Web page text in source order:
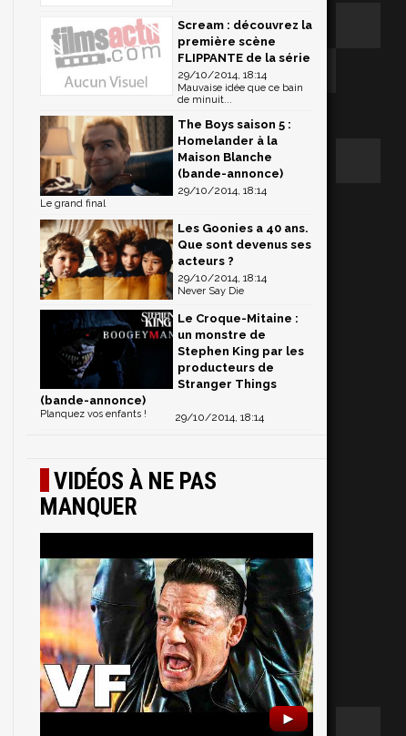
Scream : découvrez la
première scène
FLIPPANTE de la série
29/10/2014, 18:14
Mauvaise idée que ce bain
de minuit...
The Boys saison 5 :
Homelander à la
Maison Blanche
(bande-annonce)
29/10/2014, 18:14
Le grand final
Les Goonies a 40 ans.
Que sont devenus ses
acteurs ?
29/10/2014, 18:14
Never Say Die
Le Croque-Mitaine :
un monstre de
Stephen King par les
producteurs de
Stranger Things
(bande-annonce)
29/10/2014, 18:14
Planquez vos enfants !
VIDÉOS À NE PAS
MANQUER
►